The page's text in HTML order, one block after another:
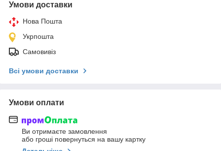
Умови доставки
Нова Пошта
Укрпошта
Самовивіз
Всі умови доставки
Умови оплати
Ви отримаєте замовлення
або гроші повернуться на вашу картку